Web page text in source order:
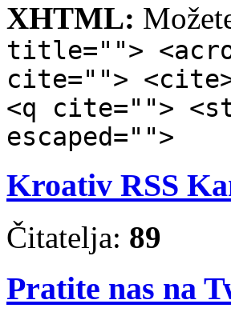
XHTML:
title="">
cite=""> <cite>
<q cite="">
escaped="">
Kroativ RSS
Čitatelja: 89
Pratite nas na